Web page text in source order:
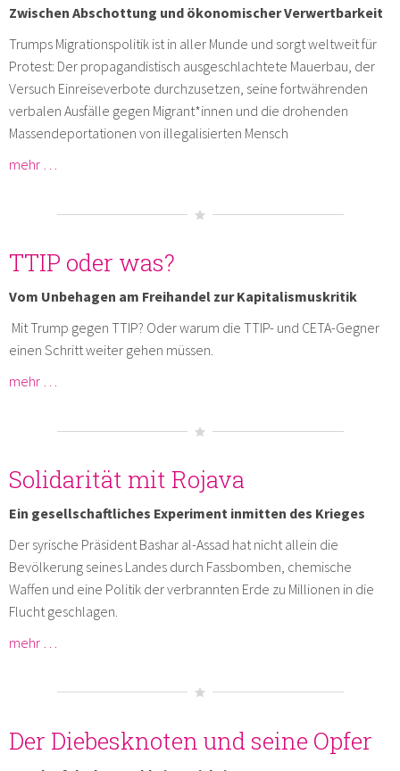
Zwischen Abschottung und ökonomischer Verwertbarkeit
Trumps Migrationspolitik ist in aller Munde und sorgt weltweit für
Protest: Der propagandistisch ausgeschlachtete Mauerbau, der
Versuch Einreiseverbote durchzusetzen, seine fortwährenden
verbalen Ausfälle gegen Migrant*innen und die drohenden
Massendeportationen von illegalisierten Mensch
mehr …
TTIP oder was?
Vom Unbehagen am Freihandel zur Kapitalismuskritik
Mit Trump gegen TTIP? Oder warum die TTIP- und CETA-Gegner
einen Schritt weiter gehen müssen.
mehr …
Solidarität mit Rojava
Ein gesellschaftliches Experiment inmitten des Krieges
Der syrische Präsident Bashar al-Assad hat nicht allein die
Bevölkerung seines Landes durch Fassbomben, chemische
Waffen und eine Politik der verbrannten Erde zu Millionen in die
Flucht geschlagen.
mehr …
Der Diebesknoten und seine Opfer